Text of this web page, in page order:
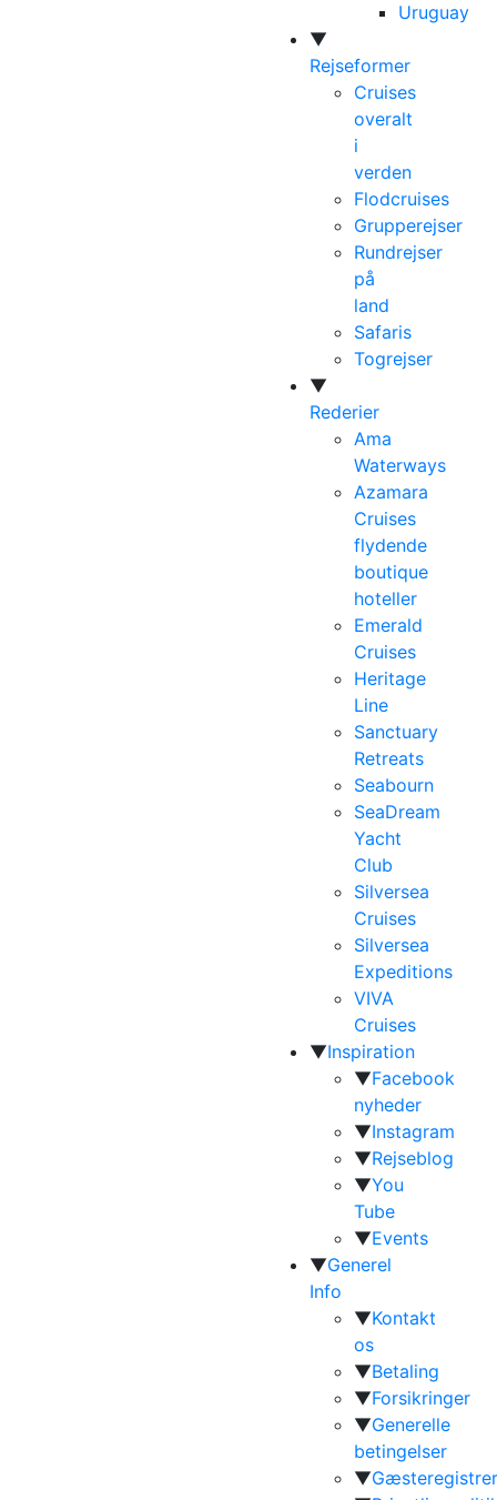
Uruguay
▼
Rejseformer
Cruises
overalt
i
verden
Flodcruises
Grupperejser
Rundrejser
på
land
Safaris
Togrejser
▼
Rederier
Ama
Waterways
Azamara
Cruises
flydende
boutique
hoteller
Emerald
Cruises
Heritage
Line
Sanctuary
Retreats
Seabourn
SeaDream
Yacht
Club
Silversea
Cruises
Silversea
Expeditions
VIVA
Cruises
▼Inspiration
▼Facebook
nyheder
▼Instagram
▼Rejseblog
▼You
Tube
▼Events
▼Generel
Info
▼Kontakt
os
▼Betaling
▼Forsikringer
▼Generelle
betingelser
▼